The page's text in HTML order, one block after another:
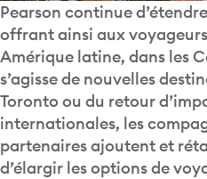
Pearson continue
offrant ainsi aux
Amérique latine, dans les
s’agisse de nouvelles
Toronto ou du retour
internationales, les
partenaires ajoutent et
d’élargir les options de